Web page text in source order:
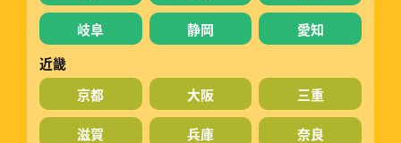
岐阜 静岡
愛知
近畿
京都
大阪 三重
滋賀 兵庫 奈良